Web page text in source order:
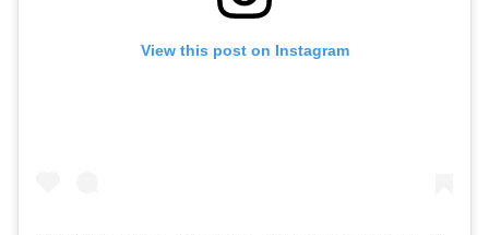
View this post on Instagram